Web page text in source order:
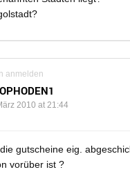
anmelden
2010 at 21:44
gutscheine eig.
vorüber ist ?